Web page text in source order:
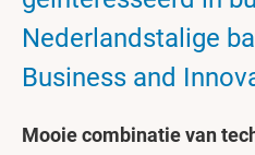
Nederlandstalige
Business and
Mooie combinatie van